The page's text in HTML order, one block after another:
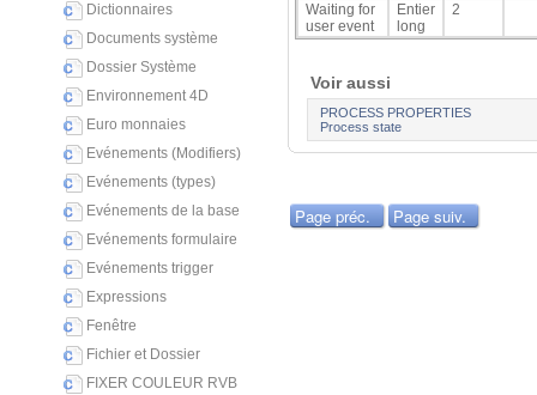
Dictionnaires
Documents système
Dossier Système
Environnement 4D
Euro monnaies
Evénements (Modifiers)
Evénements (types)
Evénements de la base
Evénements formulaire
Evénements trigger
Expressions
Fenêtre
Fichier et Dossier
FIXER COULEUR RVB
Waiting for
user event
Entier
long
2
Voir aussi
PROCESS PROPERTIES
Process state
Page préc. Page suiv.